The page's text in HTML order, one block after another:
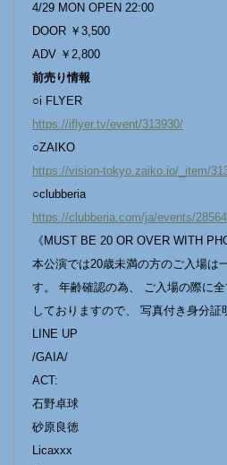
4/29 MON OPEN 22:00
DOOR ￥3,500
ADV ￥2,800
前売り情報
○i FLYER
https://iflyer.tv/event/313930/
○ZAIKO
https://vision-tokyo.zaiko.io/_item/
○clubberia
https://clubberia.com/ja/events/
《MUST BE 20 OR OVER WITH
本公演では20歳未満の方のご入場は
す。 年齢確認の為、 ご入場の際に
しておりますので、 写真付き身分証
LINE UP
/GAIA/
ACT:
石野卓球
砂原良徳
Licaxxx